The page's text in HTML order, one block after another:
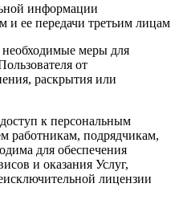
информации
и ее передачи третьим лицам
меры для
от
раскрытия или
к персональным
работникам, подрядчикам,
для обеспечения
и оказания Услуг,
лицензии